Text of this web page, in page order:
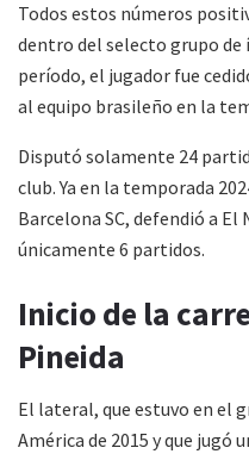
Todos estos números
dentro del selecto grupo de
período, el jugador fue
al equipo brasileño en la
Disputó solamente 24
club. Ya en la temporada
Barcelona SC, defendió a El
únicamente 6 partidos.
Inicio de la
Pineida
El lateral, que estuvo en el
América de 2015 y que